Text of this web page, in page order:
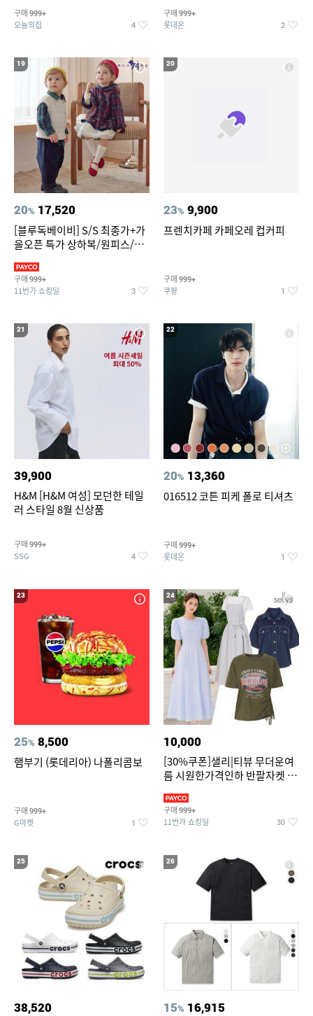
구매 999+
오늘의집 4
구매 999+
롯데온 2
19
20% 17,520
[블루독베이비] S/S 최종가+가
을오픈 특가 상하복/원피스/내
구매 999+
11번가 쇼킹딜 3
20
23% 9,900
프렌치카페 카페오레 컵커피
구매 999+
쿠팡 1
21
39,900
H&M [H&M 여성] 모던한 테일
러 스타일 8월 신상품
구매 999+
SSG 4
22
20% 13,360
016512 코튼 피케 폴로 티셔츠
구매 999+
롯데온 1
23
25% 8,500
햄부기 (롯데리아) 나폴리콤보
구매 999+
G마켓 1
24
10,000
[30%쿠폰]샐리|티뷰 무더운여
름 시원한가격인하 반팔자켓 1
구매 999+
11번가 쇼킹딜 30
25
38,520
26
15% 16,915